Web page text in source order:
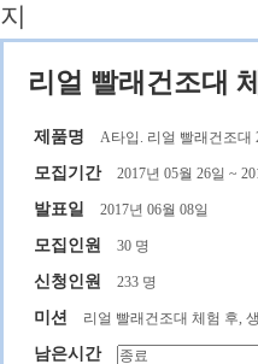
지
리얼 빨래건조대
제품명 A타입. 리얼 빨래건조대
모집기간 2017년 05월 26일 ~
발표일 2017년 06월 08일
모집인원 30 명
신청인원 233 명
미션 리얼 빨래건조대 체험 후,
남은시간